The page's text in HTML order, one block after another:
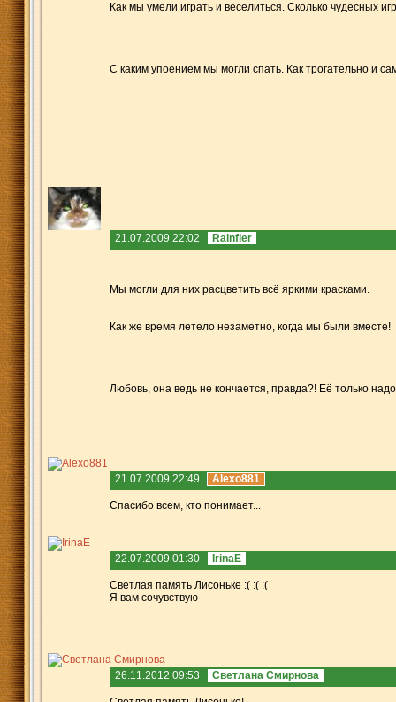
Как мы умели играть и веселиться. Сколько чудесных
С каким упоением мы могли спать. Как трогательно и
21.07.2009 22:02 Rainfier
Мы могли для них расцветить всё яркими красками.
Как же время летело незаметно, когда мы были вместе!
Любовь, она ведь не кончается, правда?! Её только
21.07.2009 22:49 Alexo881
Спасибо всем, кто понимает...
22.07.2009 01:30 IrinaE
Светлая память Лисоньке :( :( :(
Я вам сочувствую
26.11.2012 09:53 Светлана Смирнова